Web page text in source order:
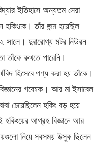
ইতিহাসে অন্যতম সেরা
হকিংকে। তাঁর জন্ম হয়েছিল
সালে। দুরারোগ্য মটর নিউরন
তাঁকে রুখতে পারেনি।
হিসেবে গণ্য করা হয় তাঁকে।
গবেষক। আর মা ইসাবেল
চেয়েছিলেন হকিং বড় হয়ে
হকিংয়ের আগ্রহ বিজ্ঞানে আর
নিয়ে সবসময় উত্সুক ছিলেন